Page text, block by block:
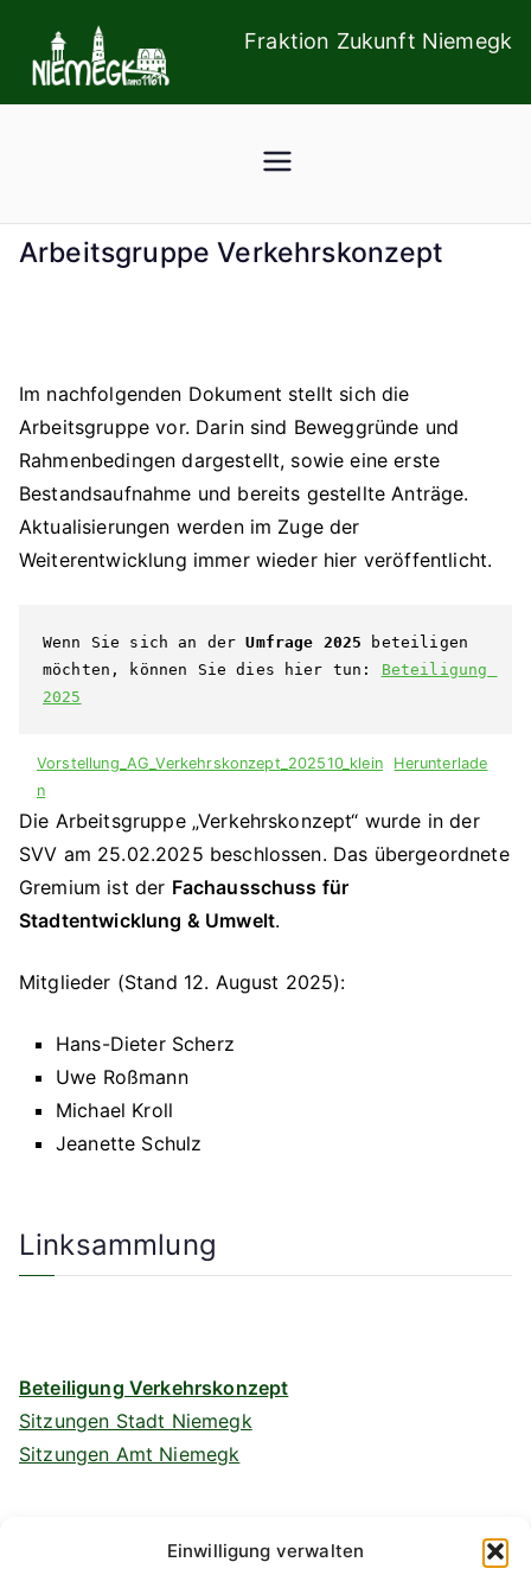
Einwilligung verwalten
springen
Fraktion Zukunft Niemegk
Arbeitsgruppe Verkehrskonzept
Im nachfolgenden Dokument stellt sich die
Arbeitsgruppe vor. Darin sind Beweggründe und
Rahmenbedingen dargestellt, sowie eine erste
Bestandsaufnahme und bereits gestellte Anträge.
Aktualisierungen werden im Zuge der
Weiterentwicklung immer wieder hier veröffentlicht.
Wenn Sie sich an der Umfrage 2025
beteiligen
möchten, können Sie dies hier tun: Beteiligung
2025
Vorstellung_AG_Verkehrskonzept_202510_klein
Herunterlade
n
Die Arbeitsgruppe „Verkehrskonzept“ wurde in der
SVV am 25.02.2025 beschlossen. Das übergeordnete
Gremium ist der Fachausschuss für
Stadtentwicklung & Umwelt.
Mitglieder (Stand 12. August 2025):
Hans-Dieter Scherz
Uwe Roßmann
Michael Kroll
Jeanette Schulz
Linksammlung
Beteiligung Verkehrskonzept
Sitzungen Stadt Niemegk
Sitzungen Amt Niemegk